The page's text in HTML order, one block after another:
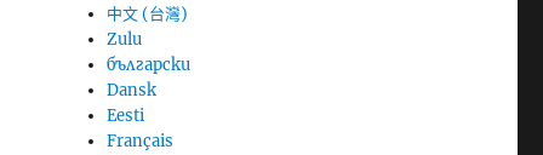
中文 (台灣)
Zulu
български
Dansk
Eesti
Français